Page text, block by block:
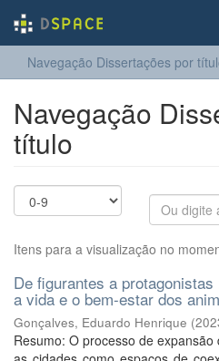
Navegação Dissertações por
Navegação
título
Itens para a visualização no
De figurantes a
a vida e o bem-estar dos
Gonçalves, Eduardo Henrique (
Resumo: O processo de